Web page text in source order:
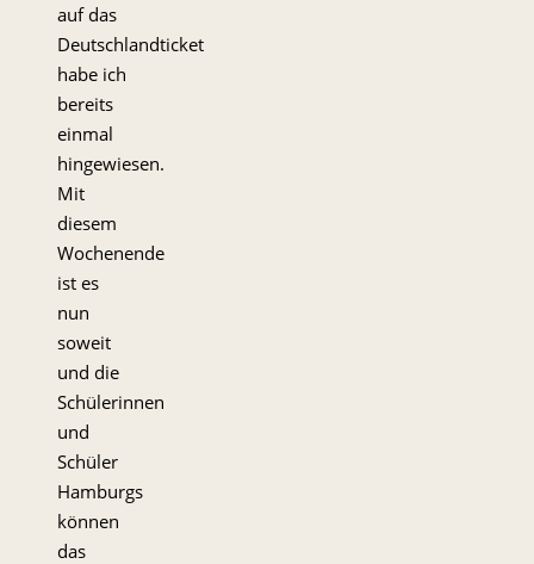
auf das
Deutschlandticket
habe ich
bereits
einmal
hingewiesen.
Mit
diesem
Wochenende
ist es
nun
soweit
und die
Schülerinnen
und
Schüler
Hamburgs
können
das